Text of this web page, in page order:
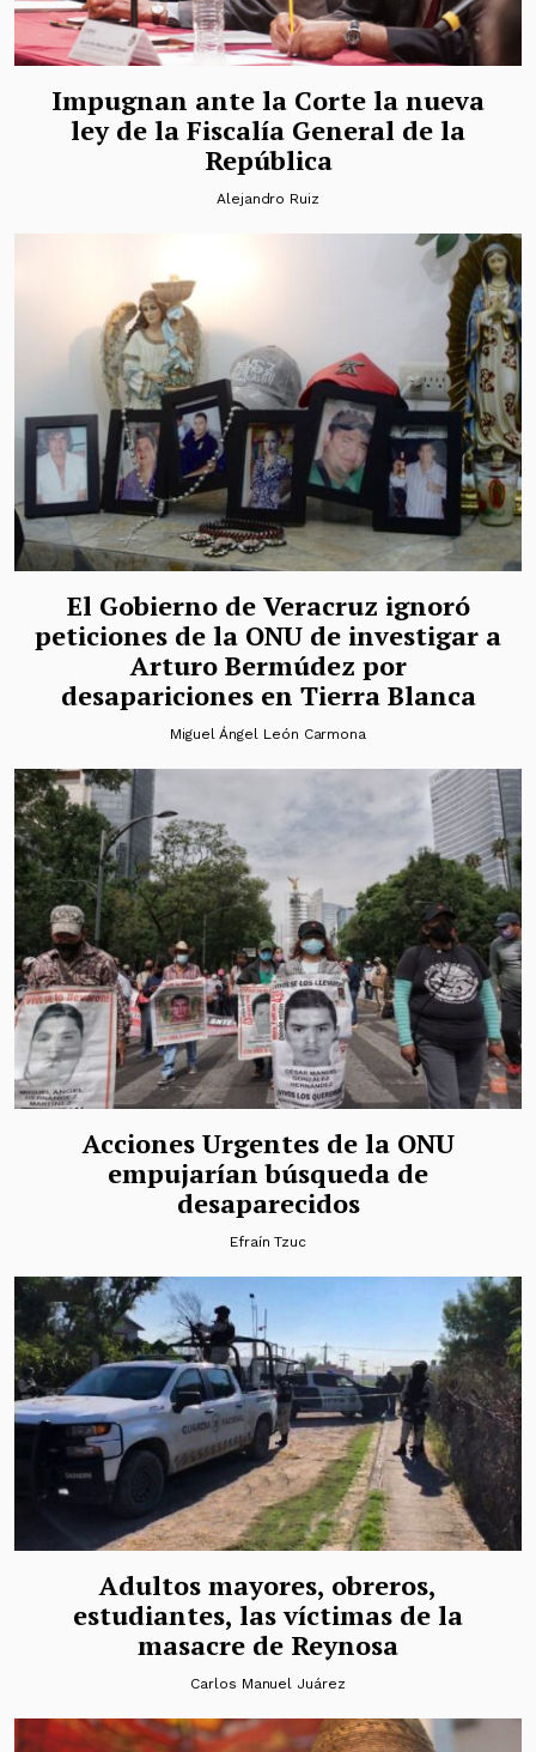
Impugnan ante la Corte la nueva
ley de la Fiscalía General de la
República
Alejandro Ruiz
El Gobierno de Veracruz ignoró
peticiones de la ONU de investigar a
Arturo Bermúdez por
desapariciones en Tierra Blanca
Miguel Ángel León Carmona
Acciones Urgentes de la ONU
empujarían búsqueda de
desaparecidos
Efraín Tzuc
Adultos mayores, obreros,
estudiantes, las víctimas de la
masacre de Reynosa
Carlos Manuel Juárez